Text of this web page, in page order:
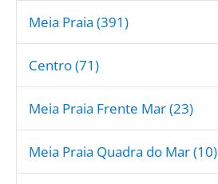
Meia Praia (391)
Centro (71)
Meia Praia Frente Mar (23)
Meia Praia Quadra do Mar (10)